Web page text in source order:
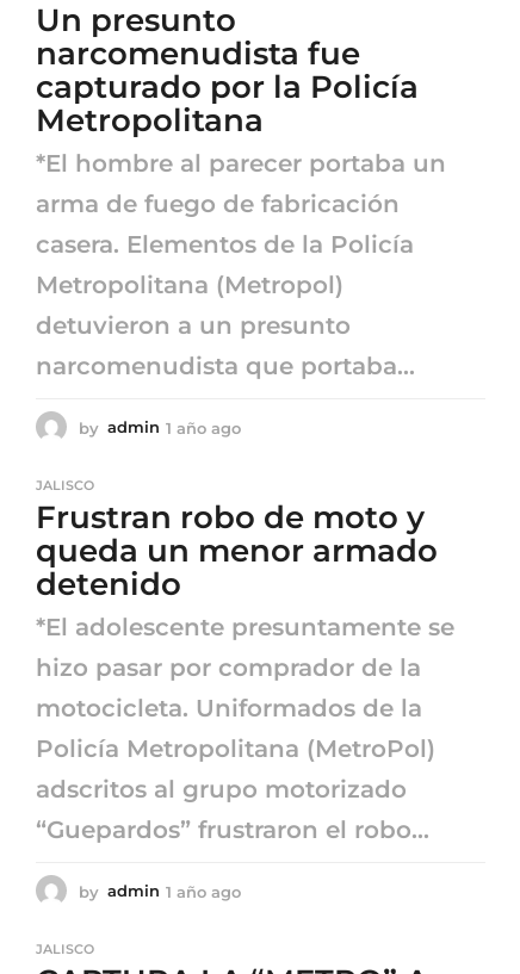
g
o
Un presunto
narcomenudista fue
capturado por la Policía
Metropolitana
*El hombre al parecer portaba un
arma de fuego de fabricación
casera. Elementos de la Policía
Metropolitana (Metropol)
detuvieron a un presunto
narcomenudista que portaba...
by admin 1 año ago
a
g
o
JALISCO
Frustran robo de moto y
queda un menor armado
detenido
*El adolescente presuntamente se
hizo pasar por comprador de la
motocicleta. Uniformados de la
Policía Metropolitana (MetroPol)
adscritos al grupo motorizado
“Guepardos” frustraron el robo...
by admin 1 año ago
JALISCO